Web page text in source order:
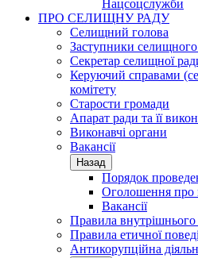
Нацсоцслужби
ПРО СЕЛИЩНУ РАДУ
Селищний голова
Заступники
Секретар селищної
Керуючий справами
комітету
Старости громади
Апарат ради та її
Виконавчі органи
Вакансії
Назад
Порядок
Оголошення про
Вакансії
Правила внутрішнього
Правила етичної
Антикорупційна